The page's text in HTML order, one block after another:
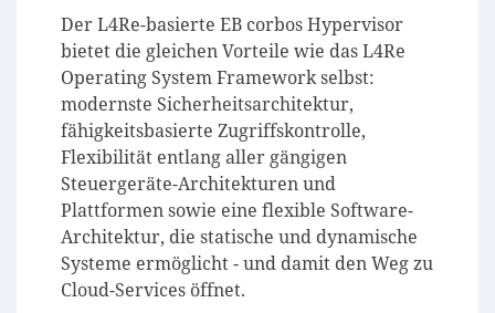
Der L4Re-basierte EB corbos Hypervisor
bietet die gleichen Vorteile wie das L4Re
Operating System Framework selbst:
modernste Sicherheitsarchitektur,
fähigkeitsbasierte Zugriffskontrolle,
Flexibilität entlang aller gängigen
Steuergeräte-Architekturen und
Plattformen sowie eine flexible Software-
Architektur, die statische und dynamische
Systeme ermöglicht - und damit den Weg zu
Cloud-Services öffnet.